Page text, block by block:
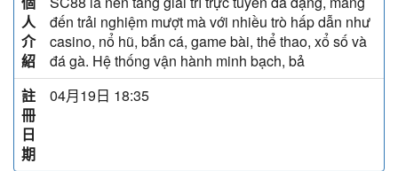
人
介
紹
đến trải nghiệm mượt mà với nhiều trò hấp dẫn như
casino, nổ hũ, bắn cá, game bài, thể thao, xổ số và
đá gà. Hệ thống vận hành minh bạch, bả
註
冊
日
期
04月19日 18:35